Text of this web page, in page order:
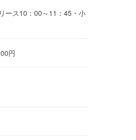
ース10：00～11：45・小
円